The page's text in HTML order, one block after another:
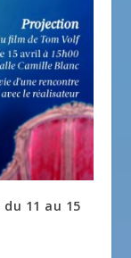
11 au 15